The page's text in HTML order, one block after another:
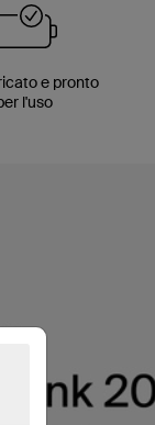
e pronto
l'uso